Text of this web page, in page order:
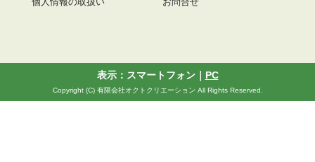
個人情報の取扱い お問合せ
表示：スマートフォン｜ PC
Copyright (C) 有限会社オクトクリエーション All Rights Reserved.